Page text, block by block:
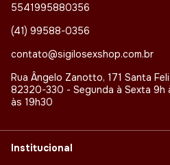
5541995880356
(41) 99588-0356
contato@sigilosexshop.com.br
Rua Ângelo Zanotto, 171 Santa
82320-330 - Segunda à Sexta 9h
às 19h30
Institucional